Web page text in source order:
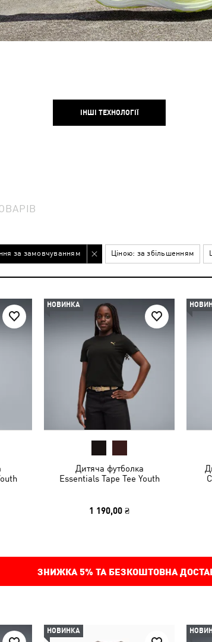
ІНШІ ТЕХНОЛОГІЇ
за замовчуванням Ціною: за збільшенням
НОВИНКА
Дитяча футболка
Essentials Tape Tee Youth
1 190,00 ₴
ЗНИЖКА 5% ТА БЕЗКОШТОВНА
НОВИНКА